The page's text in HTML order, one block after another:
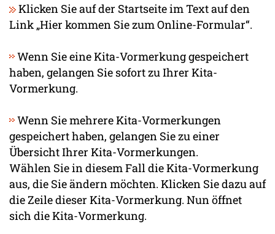
Klicken Sie auf der Startseite im Text auf den
Link „Hier kommen Sie zum Online-Formular“.
Wenn Sie eine Kita-Vormerkung gespeichert
haben, gelangen Sie sofort zu Ihrer Kita-
Vormerkung.
Wenn Sie mehrere Kita-Vormerkungen
gespeichert haben, gelangen Sie zu einer
Übersicht Ihrer Kita-Vormerkungen.
Wählen Sie in diesem Fall die Kita-Vormerkung
aus, die Sie ändern möchten. Klicken Sie dazu auf
die Zeile dieser Kita-Vormerkung. Nun öffnet
sich die Kita-Vormerkung.